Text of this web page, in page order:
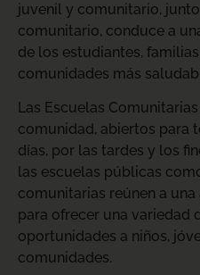
juvenil y comunitario,
comunitario, conduce a
de los estudiantes,
comunidades más
Las Escuelas
comunidad, abiertos para
días, por las tardes y los
las escuelas públicas
comunitarias reúnen a
para ofrecer una variedad
oportunidades a niños,
comunidades.